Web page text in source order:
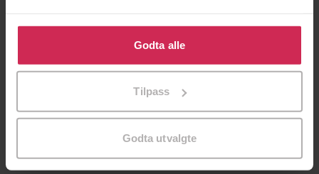
Klikk på «Godta alle» for å gi oss ditt samtykke til å
bruke cookies for alle disse formålene. Du kan også
tilpasse ditt samtykke til spesifikke formål ved å klikke
Godta alle
Tilpass
Godta utvalgte
brimming with romance and mystery
Sara Sheridan (forfatter)
Hodder & Stoughton
Utgitt 14.05.2026